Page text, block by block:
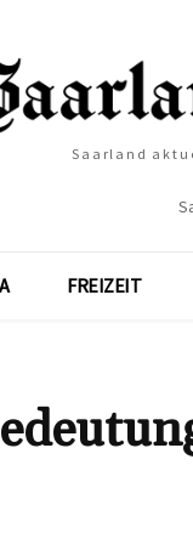
Saarland
FREIZEIT